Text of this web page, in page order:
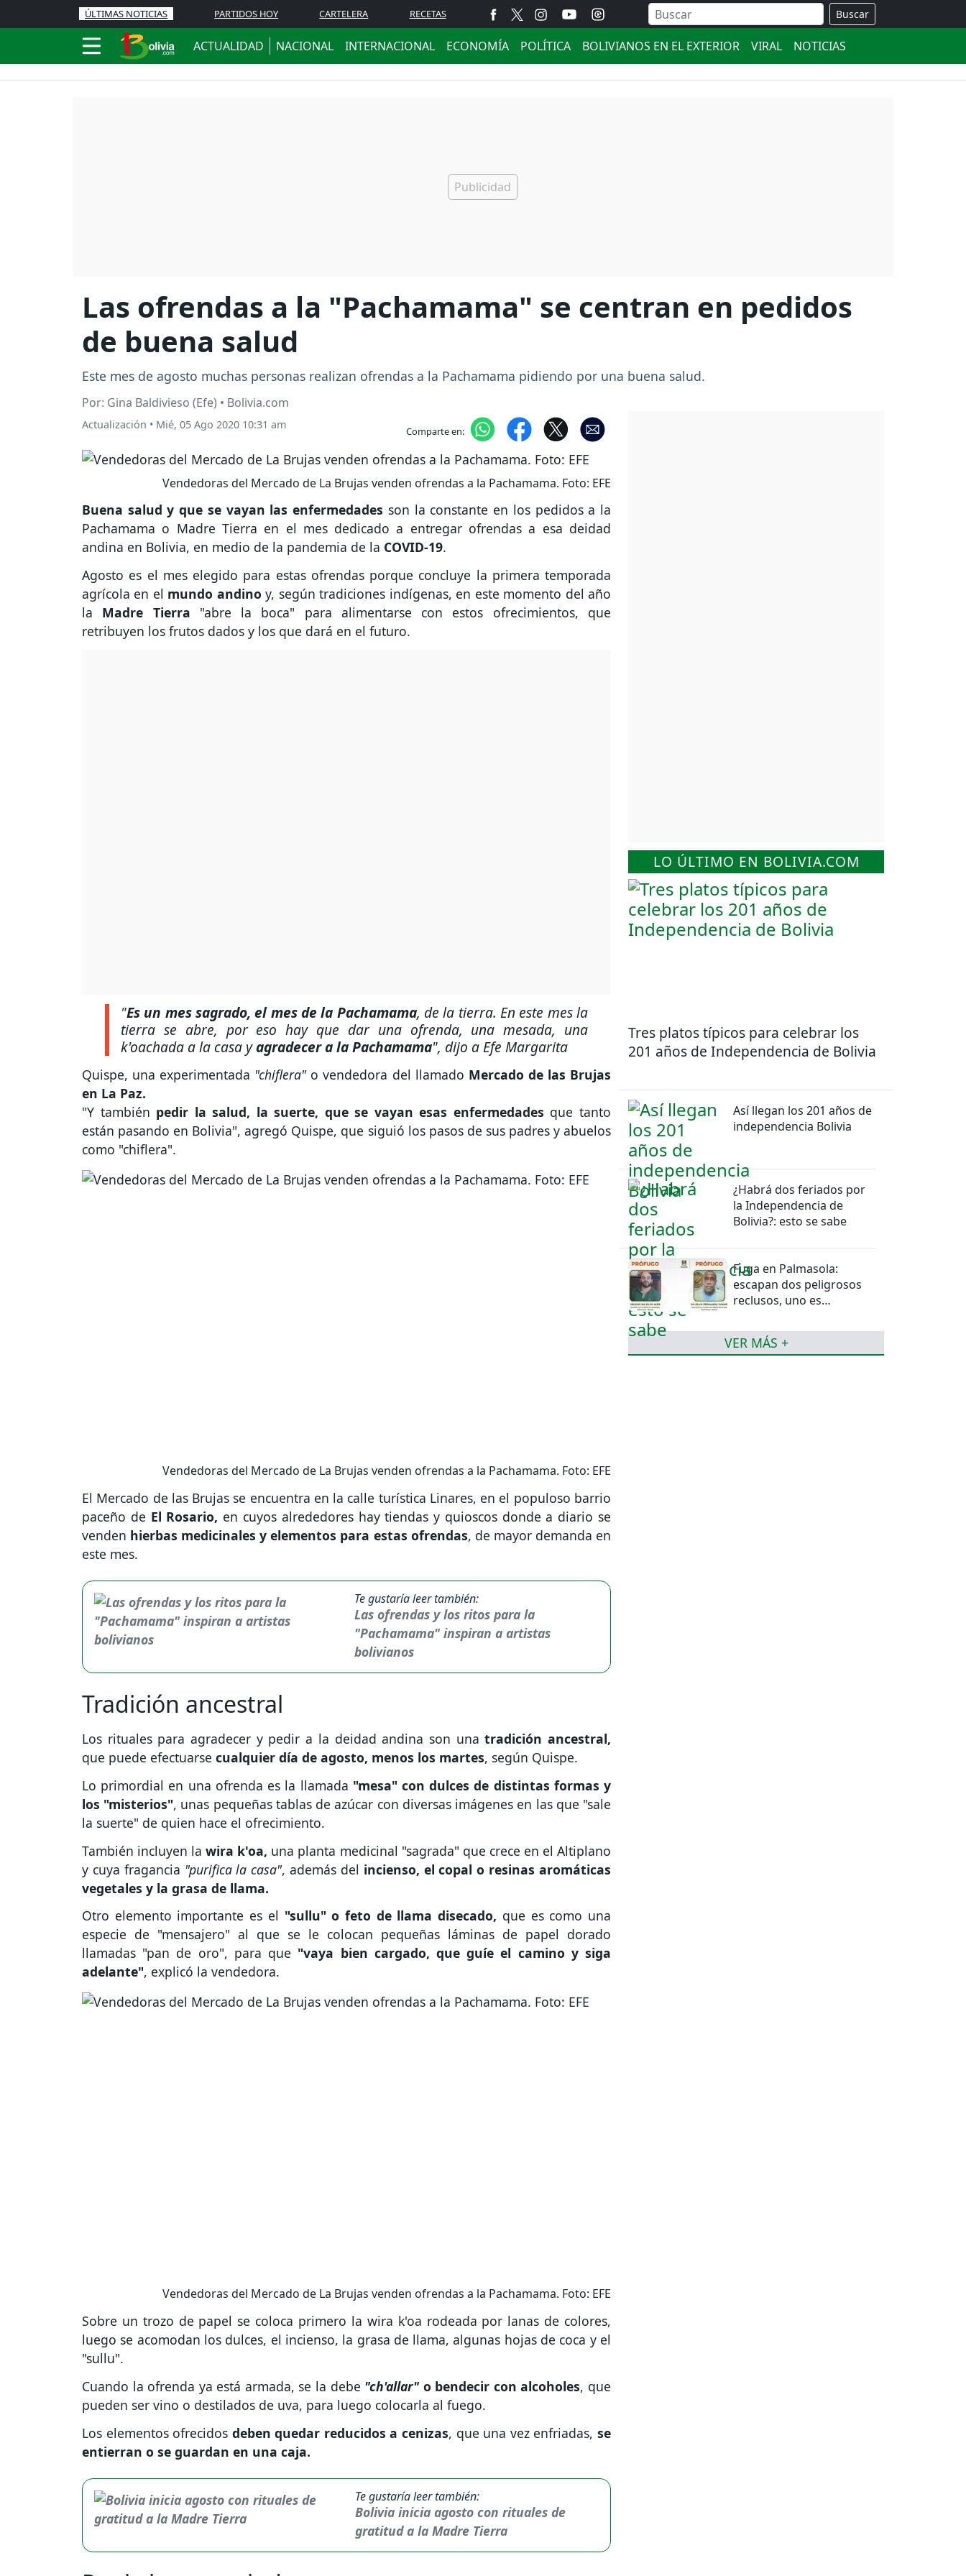
ÚLTIMAS NOTICIAS PARTIDOS HOY CARTELERA RECETAS Buscar
ACTUALIDAD NACIONAL INTERNACIONAL ECONOMÍA POLÍTICA BOLIVIANOS EN EL EXTERIOR VIRAL NOTICIAS
Las ofrendas a la "Pachamama" se centran en pedidos
de buena salud
Este mes de agosto muchas personas realizan ofrendas a la Pachamama pidiendo por una buena salud.
Por: Gina Baldivieso (Efe) • Bolivia.com
Actualización • Mié, 05 Ago 2020 10:31 am Comparte en:
Vendedoras del Mercado de La Brujas venden ofrendas a la Pachamama. Foto: EFE
Buena salud y que se vayan las enfermedades son la constante en los pedidos a la
Pachamama o Madre Tierra en el mes dedicado a entregar ofrendas a esa deidad
andina en Bolivia, en medio de la pandemia de la COVID-19.
Agosto es el mes elegido para estas ofrendas porque concluye la primera temporada
agrícola en el mundo andino y, según tradiciones indígenas, en este momento del año
la Madre Tierra "abre la boca" para alimentarse con estos ofrecimientos, que
retribuyen los frutos dados y los que dará en el futuro.
"Es un mes sagrado, el mes de la Pachamama, de la tierra. En este mes la
tierra se abre, por eso hay que dar una ofrenda, una mesada, una
k'oachada a la casa yagradecer a la Pachamama", dijo a Efe Margarita
Quispe, una experimentada "chiflera"o vendedora del llamado Mercado de las Brujas
en La Paz.
"Y también pedir la salud, la suerte, que se vayan esas enfermedades que tanto
están pasando en Bolivia", agregó Quispe, que siguió los pasos de sus padres y abuelos
como "chiflera".
Vendedoras del Mercado de La Brujas venden ofrendas a la Pachamama. Foto: EFE
El Mercado de las Brujas se encuentra en la calle turística Linares, en el populoso barrio
paceño de El Rosario, en cuyos alrededores hay tiendas y quioscos donde a diario se
venden hierbas medicinales y elementos para estas ofrendas, de mayor demanda en
este mes.
Te gustaría leer también:
Las ofrendas y los ritos para la
"Pachamama" inspiran a artistas
bolivianos
Tradición ancestral
Los rituales para agradecer y pedir a la deidad andina son una tradición ancestral,
que puede efectuarse cualquier día de agosto, menos los martes, según Quispe.
Lo primordial en una ofrenda es la llamada "mesa" con dulces de distintas formas y
los "misterios", unas pequeñas tablas de azúcar con diversas imágenes en las que "sale
la suerte" de quien hace el ofrecimiento.
También incluyen la wira k'oa, una planta medicinal "sagrada" que crece en el Altiplano
y cuya fragancia "purifica la casa", además del incienso, el copal o resinas aromáticas
vegetales y la grasa de llama.
Otro elemento importante es el "sullu" o feto de llama disecado, que es como una
especie de "mensajero" al que se le colocan pequeñas láminas de papel dorado
llamadas "pan de oro", para que "vaya bien cargado, que guíe el camino y siga
adelante", explicó la vendedora.
Vendedoras del Mercado de La Brujas venden ofrendas a la Pachamama. Foto: EFE
Sobre un trozo de papel se coloca primero la wira k'oa rodeada por lanas de colores,
luego se acomodan los dulces, el incienso, la grasa de llama, algunas hojas de coca y el
"sullu".
Cuando la ofrenda ya está armada, se la debe "ch'allar" o bendecir con alcoholes, que
pueden ser vino o destilados de uva, para luego colocarla al fuego.
Los elementos ofrecidos deben quedar reducidos a cenizas, que una vez enfriadas,se
entierran o se guardan en una caja.
Te gustaría leer también:
Bolivia inicia agosto con rituales de
gratitud a la Madre Tierra
LO ÚLTIMO EN BOLIVIA.COM
Tres platos típicos para celebrar los
201 años de Independencia de Bolivia
Así llegan los 201 años de
independencia Bolivia
¿Habrá dos feriados por
la Independencia de
Bolivia?: esto se sabe
Fuga en Palmasola:
escapan dos peligrosos
reclusos, uno es
VER MÁS +